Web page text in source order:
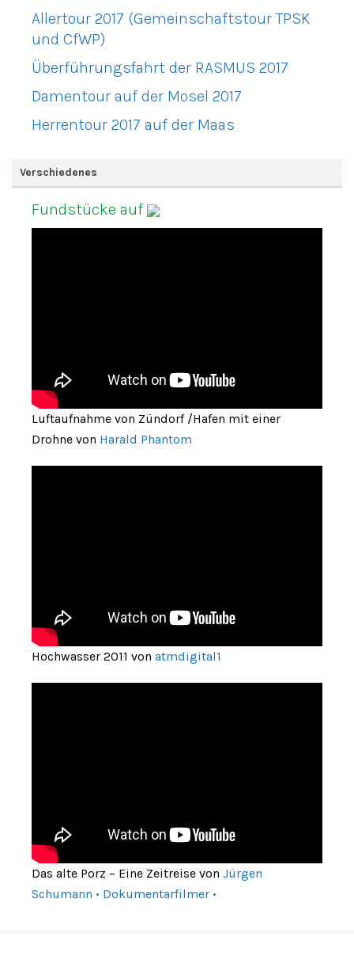
Allertour 2017 (Gemeinschaftstour TPSK
und CfWP)
Überführungsfahrt der RASMUS 2017
Damentour auf der Mosel 2017
Herrentour 2017 auf der Maas
Verschiedenes
Fundstücke auf
Luftaufnahme von Zündorf /Hafen mit einer
Drohne von Harald Phantom
Hochwasser 2011 von atmdigital1
Das alte Porz – Eine Zeitreise von Jürgen
Schumann • Dokumentarfilmer •